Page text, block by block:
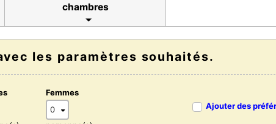
chambres
les paramètres souhaités.
Femmes
Ajouter des